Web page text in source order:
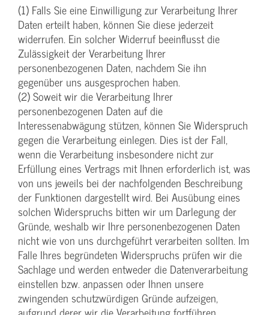
(1) Falls Sie eine Einwilligung zur Verarbeitung Ihrer
Daten erteilt haben, können Sie diese jederzeit
widerrufen. Ein solcher Widerruf beeinflusst die
Zulässigkeit der Verarbeitung Ihrer
personenbezogenen Daten, nachdem Sie ihn
gegenüber uns ausgesprochen haben.
(2) Soweit wir die Verarbeitung Ihrer
personenbezogenen Daten auf die
Interessenabwägung stützen, können Sie Widerspruch
gegen die Verarbeitung einlegen. Dies ist der Fall,
wenn die Verarbeitung insbesondere nicht zur
Erfüllung eines Vertrags mit Ihnen erforderlich ist, was
von uns jeweils bei der nachfolgenden Beschreibung
der Funktionen dargestellt wird. Bei Ausübung eines
solchen Widerspruchs bitten wir um Darlegung der
Gründe, weshalb wir Ihre personenbezogenen Daten
nicht wie von uns durchgeführt verarbeiten sollten. Im
Falle Ihres begründeten Widerspruchs prüfen wir die
Sachlage und werden entweder die Datenverarbeitung
einstellen bzw. anpassen oder Ihnen unsere
zwingenden schutzwürdigen Gründe aufzeigen,